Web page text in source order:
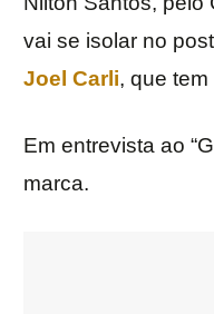
vai se isolar no
Joel Carli, que tem
Em entrevista ao
marca.